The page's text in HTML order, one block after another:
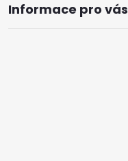
Informace pro vás